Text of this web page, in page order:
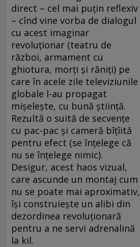
direct – cel mai puțin reflexiv
– cînd vine vorba de dialogul
cu acest imaginar
revoluționar (teatru de
război, armament cu
ghiotura, morți și răniți) pe
care în acele zile televiziunile
globale l-au propagat
mișelește, cu bună știință.
Rezultă o suită de secvențe
cu pac-pac și cameră bîțîită
pentru efect (se înțelege că
nu se înțelege nimic).
Desigur, acest haos vizual,
care ascunde un montaj cum
nu se poate mai aproximativ,
își construiește un alibi din
dezordinea revoluționară
pentru a ne servi adrenalină
la kil.